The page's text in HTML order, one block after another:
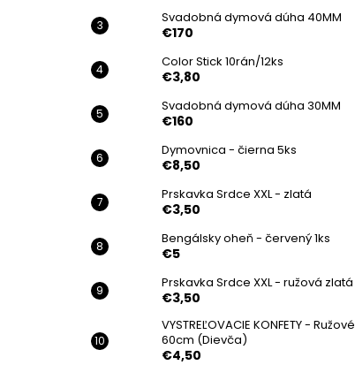
Svadobná dymová dúha 40MM
€170
Color Stick 10rán/12ks
€3,80
Svadobná dymová dúha 30MM
€160
Dymovnica - čierna 5ks
€8,50
Prskavka Srdce XXL - zlatá
€3,50
Bengálsky oheň - červený 1ks
€5
Prskavka Srdce XXL - ružová zlatá
€3,50
VYSTREĽOVACIE KONFETY - Ružové
60cm (Dievča)
€4,50